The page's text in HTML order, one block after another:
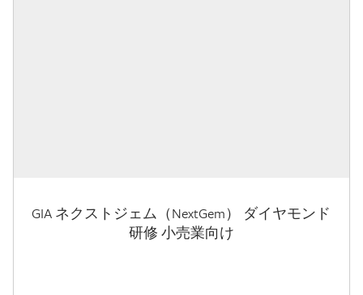
GIA ネクストジェム（NextGem） ダイヤモンド
研修 小売業向け